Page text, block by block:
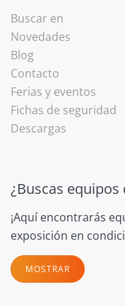
Buscar en
Novedades
Blog
Contacto
Ferias y eventos
Fichas de seguridad
Descargas
¿Buscas
¡Aquí encontrarás
exposición en
MOSTRAR